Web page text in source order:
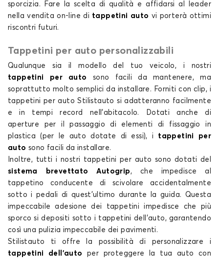
Tappetini per
Tappetini per
DACIA
Tappetini per
DODGE
DR
DS
Tappetini per
Tappetini per
sporcizia. Fare la scelta diqualità e affidarsi al leader
nella vendita on-line di tappetini auto vi porterà ottimi
riscontri futuri.
Tappetini per auto personalizzabili
Qualunque sia il modello del tuo veicolo, i nostri
tappetini per auto
sono facili da mantenere, ma
soprattutto molto semplici da installare. Forniti con clip, i
tappetini per autoStilistauto si adatteranno facilmente
e in tempi record nell'abitacolo. Dotati anche di
aperture per il passaggio di elementi di fissaggio in
plastica (per le auto dotate di essi), i tappetini per
auto sono facili da installare.
Inoltre, tutti i nostri tappetini per auto sono dotati del
sistema brevettato Autogrip, che impedisce al
tappetino conducente di scivolare accidentalmente
sotto i pedali di quest'ultimo durante la guida. Questa
impeccabile adesione dei tappetini impedisce che più
sporco si depositi sotto i tappetini dell'auto, garantendo
così una pulizia impeccabile deipavimenti .
Stilistauto ti offre la possibilità di personalizzare i
tappetini dell'auto
per proteggere la tua auto con